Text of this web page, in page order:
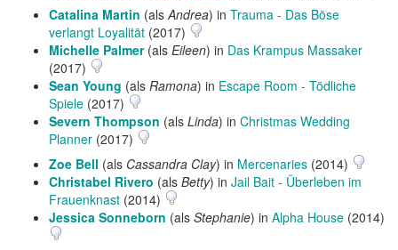
Catalina Martin (alsAndrea) in Trauma - Das Böse
verlangt Loyalität (2017)
Michelle Palmer(als Eileen) in Das Krampus Massaker
(2017)
Sean Young (als Ramona) in Escape Room - Tödliche
Spiele (2017)
Severn Thompson (als Linda) in Christmas Wedding
Planner (2017)
Zoe Bell (als Cassandra Clay) in Mercenaries (2014)
Christabel Rivero (als Betty) in Jail Bait - Überleben im
Frauenknast (2014)
Jessica Sonneborn (als Stephanie) in Alpha House (2014)